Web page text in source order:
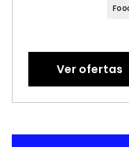
Ver ofertas